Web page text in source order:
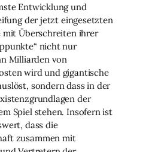
Entwicklung und
der jetzt eingesetzten
mit Überschreiten ihrer
nicht nur
Milliarden von
wird und gigantische
sondern dass in der
der
Spiel stehen. Insofern ist
dass die
zusammen mit